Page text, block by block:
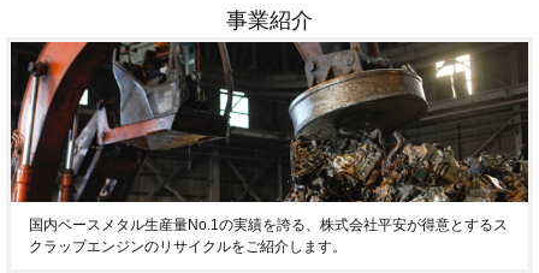
事業紹介
国内ベースメタル生産量No.1の実績を誇る、株式会社平安が得意とするス
クラップエンジンのリサイクルをご紹介します。